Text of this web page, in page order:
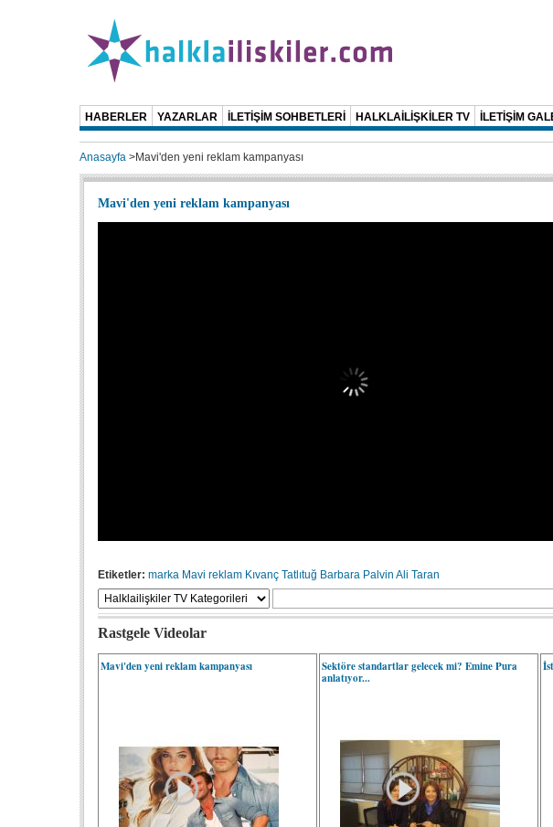
HABERLER YAZARLAR İLETİŞİM SOHBETLERİ HALKLAİLİŞKİLER TV İLETİŞİM
Anasayfa >Mavi'den yeni reklam kampanyası
Mavi'den yeni reklam kampanyası
Etiketler: marka Mavi reklam Kıvanç Tatlıtuğ Barbara Palvin Ali Taran
Rastgele Videolar
Mavi'den yeni reklam kampanyası
Sektöre standartlar gelecek mi? Emine Pura
anlatıyor...